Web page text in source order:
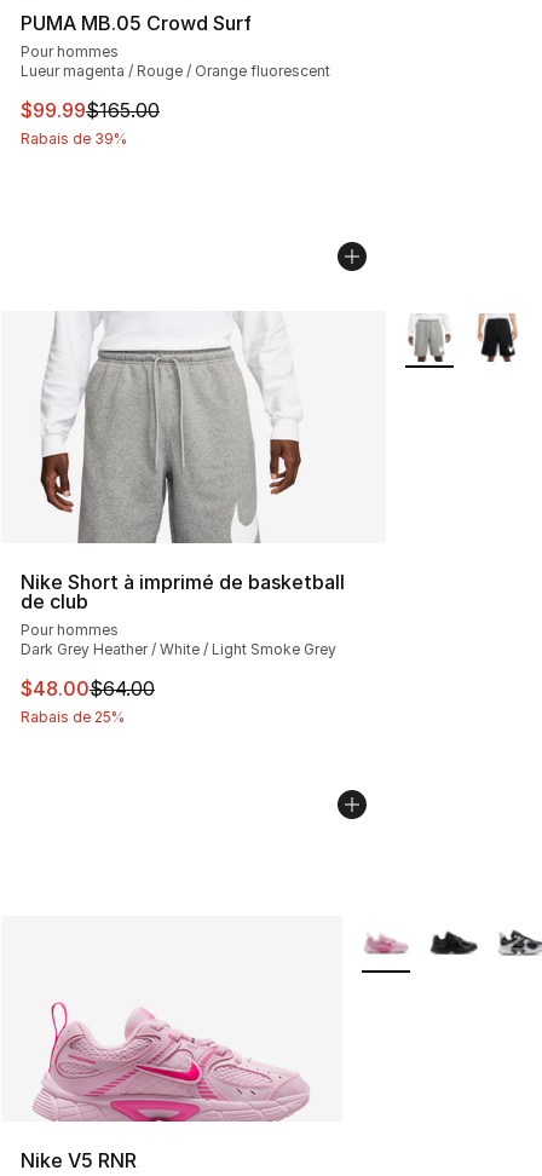
PUMA MB.05 Crowd Surf
Pour hommes
Lueur magenta / Rouge / Orange fluorescent
Cet article est en solde. Le prix est passé de $165.00 à
$99.99$165.00
Rabais de 39%
Nike Short à imprimé de basketball
de club
Pour hommes
Dark Grey Heather / White / Light Smoke Grey
Cet article est en solde. Le prix est passé de $64.00 à
$48.00$64.00
Rabais de 25%
Plus de
Nike V5 RNR
Plus de couleurs